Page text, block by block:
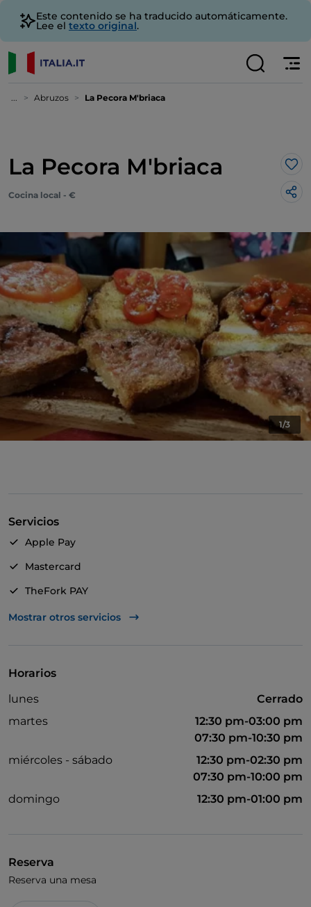
Este contenido se ha traducido automáticamente.
Lee el texto original.
... Abruzos La Pecora M'briaca
La Pecora M'briaca Me
Cocina local - €
1/3
Servicios
Apple Pay
Mastercard
TheFork PAY
UnionPay via TheFork PAY
Mostrar otros servicios
Horarios
lunes
Cerrado
martes
12:30 pm-03:00 pm
07:30 pm-10:30 pm
miércoles - sábado
12:30 pm-02:30 pm
07:30 pm-10:00 pm
domingo
12:30 pm-01:00 pm
Reserva
Reserva una mesa